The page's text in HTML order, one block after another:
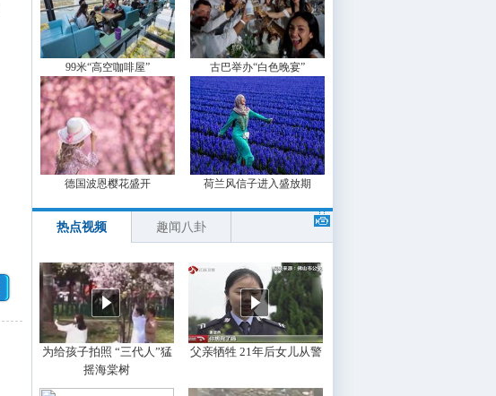
99米“高空咖啡屋” 古巴举办“白色晚宴”
德国波恩樱花盛开 荷兰风信子进入盛放期
热点视频 趣闻八卦
为给孩子拍照 “三代人”猛
摇海棠树
父亲牺牲 21年后女儿从警